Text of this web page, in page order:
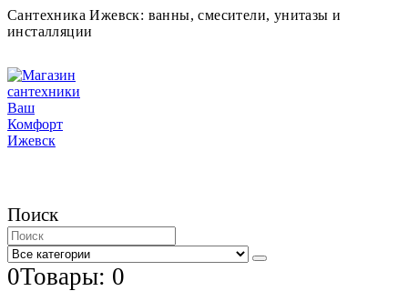
Сантехника Ижевск: ванны, смесители, унитазы и
инсталляции
Поиск
0Товары: 0